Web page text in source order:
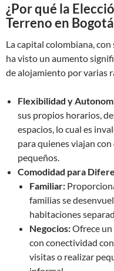
¿Por qué la
Terreno en
La capital colombiana,
ha visto un aumento
de alojamiento por varias
Flexibilidad y
sus propios horarios,
espacios, lo cual es
para quienes viajan
pequeños.
Comodidad para
Familiar:
familias se
habitaciones
Negocios:Ofrece
con conectividad
visitas o realizar